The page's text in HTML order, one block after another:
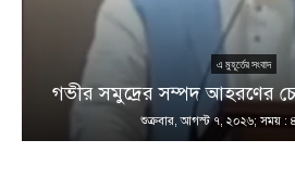
এ মুহূর্তের সংবাদ
গভীর সমুদ্রের সম্পদ আহরণের চেষ্টা
শুক্রবার, আগস্ট ৭, ২০২৬; সময় :